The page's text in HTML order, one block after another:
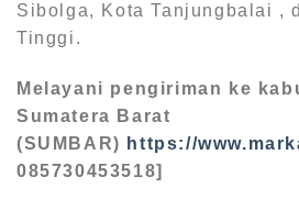
Sibolga, Kota Tanjungbalai ,
Tinggi.
Melayani pengiriman ke
Sumatera Barat
(SUMBAR) https://
085730453518]